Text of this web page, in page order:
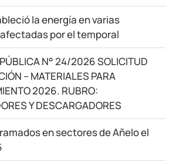
la energía en varias
por el temporal
N° 24/2026 SOLICITUD
– MATERIALES PARA
2026. RUBRO:
Y DESCARGADORES
en sectores de Añelo el